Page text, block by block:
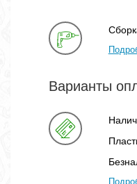
Варианты